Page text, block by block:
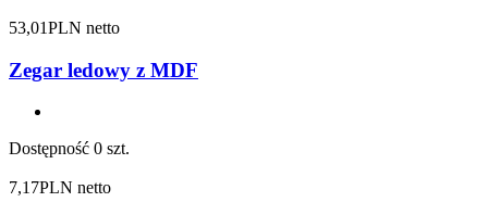
53,01PLN netto
Zegar ledowy z MDF
Dostępność 0 szt.
7,17PLN netto